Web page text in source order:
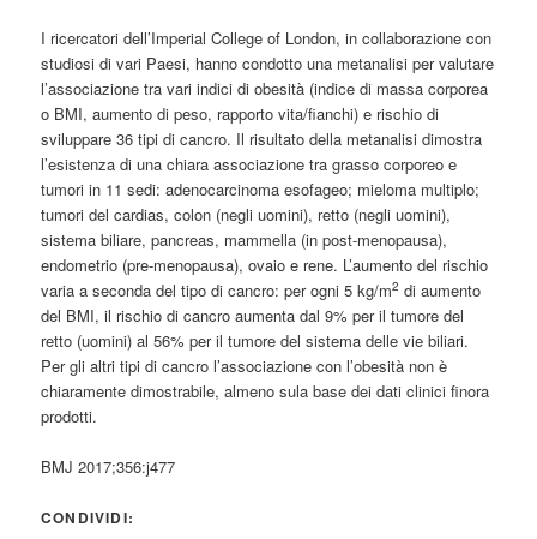
I ricercatori dell’Imperial College of London, in collaborazione con
studiosi di vari Paesi, hanno condotto una metanalisi per valutare
l’associazione tra vari indici di obesità (indice di massa corporea
o BMI, aumento di peso, rapporto vita/fianchi) e rischio di
sviluppare 36 tipi di cancro. Il risultato della metanalisi dimostra
l’esistenza di una chiara associazione tra grasso corporeo e
tumori in 11 sedi: adenocarcinoma esofageo; mieloma multiplo;
tumori del cardias, colon (negli uomini), retto (negli uomini),
sistema biliare, pancreas, mammella (in post-menopausa),
endometrio (pre-menopausa), ovaio e rene. L’aumento del rischio
varia a seconda del tipo di cancro: per ogni 5 kg/m2 di aumento
del BMI, il rischio di cancro aumenta dal 9% per il tumore del
retto (uomini) al 56% per il tumore del sistema delle vie biliari.
Per gli altri tipi di cancro l’associazione con l’obesità non è
chiaramente dimostrabile, almeno sula base dei dati clinici finora
prodotti.
BMJ 2017;356:j477
CONDIVIDI: